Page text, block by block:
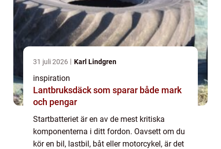
31 juli 2026 Karl Lindgren
inspiration
Lantbruksdäck som sparar både mark
och pengar
Startbatteriet är en av de mest kritiska
komponenterna i ditt fordon. Oavsett om du
kör en bil, lastbil, båt eller motorcykel, är det